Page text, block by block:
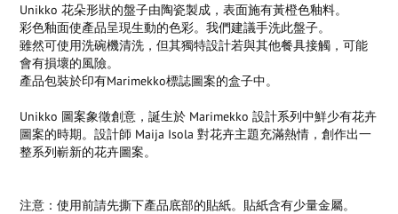
Unikko 花朵形狀的盤子由陶瓷製成，表面施有黃橙色釉料。
彩色釉面使產品呈現生動的色彩。我們建議手洗此盤子。
雖然可使用洗碗機清洗，但其獨特設計若與其他餐具接觸，可能
會有損壞的風險。
產品包裝於印有Marimekko標誌圖案的盒子中。
Unikko 圖案象徵創意，誕生於 Marimekko 設計系列中鮮少有花卉
圖案的時期。設計師 Maija Isola 對花卉主題充滿熱情，創作出一
整系列嶄新的花卉圖案。
注意：使用前請先撕下產品底部的貼紙。貼紙含有少量金屬。